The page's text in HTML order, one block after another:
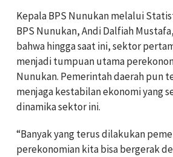
Kepala BPS Nunukan melalui
BPS Nunukan, Andi Dalfiah
bahwa hingga saat ini, sektor
menjadi tumpuan utama
Nunukan. Pemerintah daerah pun
menjaga kestabilan ekonomi yang
dinamika sektor ini.
“Banyak yang terus dilakukan
perekonomian kita bisa bergerak